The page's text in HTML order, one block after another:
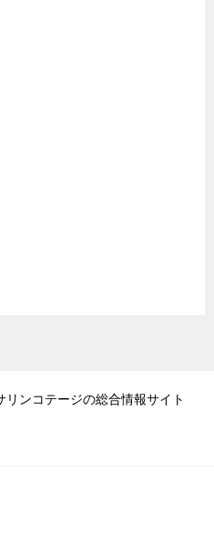
ンコテージの総合情報サイト